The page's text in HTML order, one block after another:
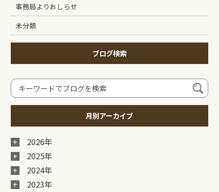
事務局よりおしらせ
未分類
ブログ検索
月別アーカイブ
2026年
2025年
2024年
2023年